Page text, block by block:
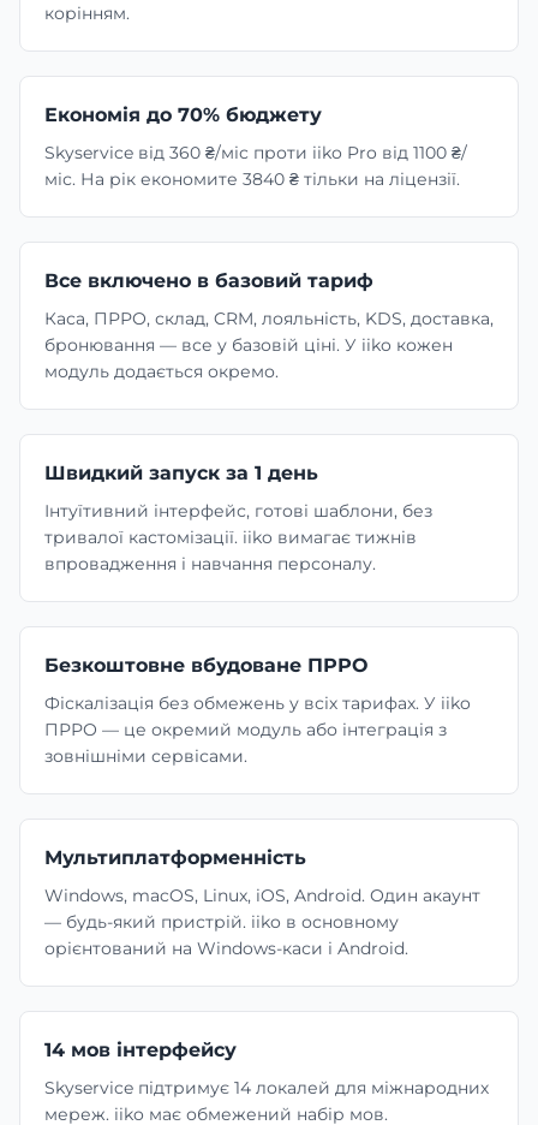
корінням.
Економія до 70% бюджету
Skyservice від 360 ₴/міс проти iiko Pro від 1100 ₴/
міс. На рік економите 3840 ₴ тільки на ліцензії.
Все включено в базовий тариф
Каса, ПРРО, склад, CRM, лояльність, KDS, доставка,
бронювання — все у базовій ціні. У iiko кожен
модуль додається окремо.
Швидкий запуск за 1 день
Інтуїтивний інтерфейс, готові шаблони, без
тривалої кастомізації. iiko вимагає тижнів
впровадження і навчання персоналу.
Безкоштовне вбудоване ПРРО
Фіскалізація без обмежень у всіх тарифах. У iiko
ПРРО — це окремий модуль або інтеграція з
зовнішніми сервісами.
Мультиплатформенність
Windows, macOS, Linux, iOS, Android. Один акаунт
— будь-який пристрій. iiko в основному
орієнтований на Windows-каси і Android.
14 мов інтерфейсу
Skyservice підтримує 14 локалей для міжнародних
мереж. iiko має обмежений набір мов.